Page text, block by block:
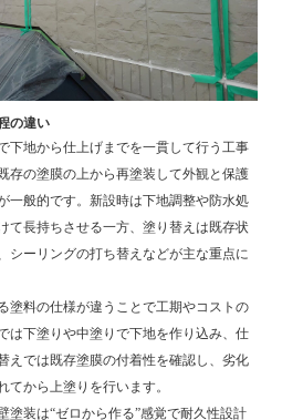
の違い
下地から仕上げまでを一貫して行う工事
存の塗膜の上から再塗装して外観と保護
一般的です。新設時は下地調整や防水処
て長持ちさせる一方、塗り替えは既存状
シーリングの打ち替えなどが主な重点に
塗料の仕様が違うことで工期やコストの
は下塗りや中塗りで下地を作り込み、仕
えでは既存塗膜の付着性を確認し、劣化
てから上塗りを行います。
塗装は“ゼロから作る”感覚で耐久性設計